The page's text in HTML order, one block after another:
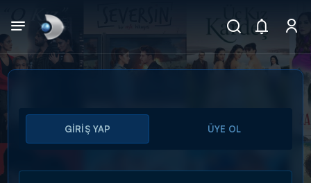
Arama
ARAMA SONUÇLARI
GİRİŞ YAP ÜYE OL